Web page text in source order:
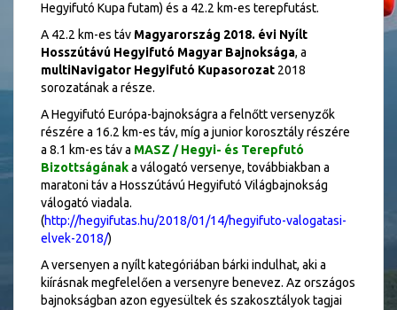
Hegyifutó Kupa futam) és a 42.2 km-es terepfutást.
A 42.2 km-es táv Magyarország 2018. évi Nyílt
Hosszútávú Hegyifutó Magyar Bajnoksága, a
multiNavigator Hegyifutó Kupasorozat 2018
sorozatának a része.
A Hegyifutó Európa-bajnokságra a felnőtt versenyzők
részére a 16.2 km-es táv, míg a junior korosztály részére
a 8.1 km-es táv a MASZ / Hegyi- és Terepfutó
Bizottságánaka válogató versenye, továbbiakban a
maratoni táv a Hosszútávú Hegyifutó Világbajnokság
válogató viadala.
(http://hegyifutas.hu/2018/01/14/hegyifuto-valogatasi-
elvek-2018/)
A versenyen a nyílt kategóriában bárki indulhat, aki a
kiírásnak megfelelően a versenyre benevez. Az országos
bajnokságban azon egyesültek és szakosztályok tagjai